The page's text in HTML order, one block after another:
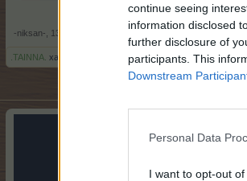
continue seeing
information disclosed
further disclosure of
participants. This
Downstream
Personal Data
I want to opt-out
-niksan-
13.9.20
.TAINNA. харесва това.